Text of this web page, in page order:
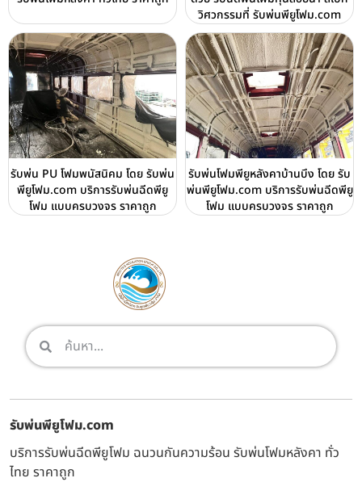
วิศวกรรมที่ รับพ่นพียูโฟม.com
รับพ่น PU โฟมพนัสนิคม โดย รับพ่น
พียูโฟม.com บริการรับพ่นฉีดพียู
โฟม แบบครบวงจร ราคาถูก
รับพ่นโฟมพียูหลังคาบ้านบึง โดย รับ
พ่นพียูโฟม.com บริการรับพ่นฉีดพียู
โฟม แบบครบวงจร ราคาถูก
รับพ่นพียูโฟม.com
บริการรับพ่นฉีดพียูโฟม ฉนวนกันความร้อน รับพ่นโฟมหลังคา ทั่ว
ไทย ราคาถูก